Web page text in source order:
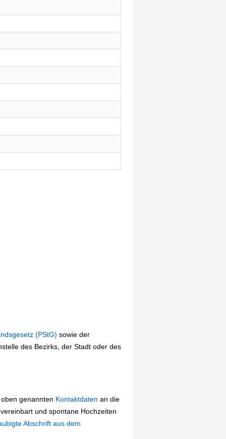
(PStG) sowie der
des Bezirks, der Stadt oder des
genannten Kontaktdaten an die
und spontane Hochzeiten
Abschrift aus dem